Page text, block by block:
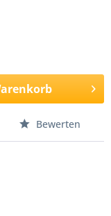
Bewerten